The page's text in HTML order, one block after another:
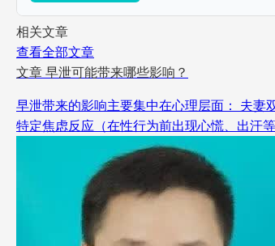
相关文章
查看全部文章
文章 早泄可能带来哪些影响？
早泄带来的影响主要集中在心理层面： 夫妻
特定焦虑反应（在性行为前出现心慌、出汗